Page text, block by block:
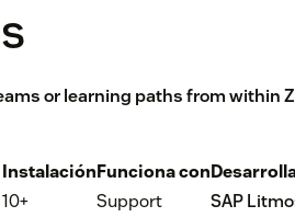
or learning paths from within
Instalación
10+
Funciona con
Support
SAP